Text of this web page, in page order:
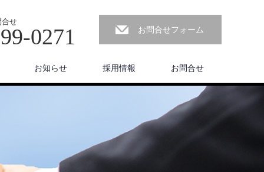
合せ
0271 お問合せフォーム
お知らせ 採用情報 お問合せ